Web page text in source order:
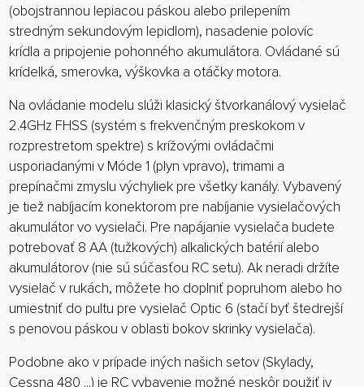
(obojstrannou lepiacou páskou alebo prilepením
stredným sekundovým lepidlom), nasadenie polovíc
krídla a pripojenie pohonného akumulátora. Ovládané sú
krídelká, smerovka, výškovka a otáčky motora.
Na ovládanie modelu slúži klasický štvorkanálový vysielač
2.4GHz FHSS (systém s frekvenčným preskokom v
rozprestretom spektre) s krížovými ovládačmi
usporiadanými v Móde 1 (plyn vpravo), trimami a
prepínačmi zmyslu výchyliek pre všetky kanály. Vybavený
je tiež nabíjacím konektorom pre nabíjanie vysielačových
akumulátor vo vysielači. Pre napájanie vysielača budete
potrebovať 8 AA (tužkových) alkalických batérií alebo
akumulátorov (nie sú súčasťou RC setu). Ak neradi držíte
vysielač v rukách, môžete ho doplniť popruhom alebo ho
umiestniť do pultu pre vysielač Optic 6 (stačí byť štedrejší
s penovou páskou v oblasti bokov skrinky vysielača).
Podobne ako v prípade iných našich setov (Skylady,
Cessna 480 ...) je RC vybavenie možné neskôr použiť iv